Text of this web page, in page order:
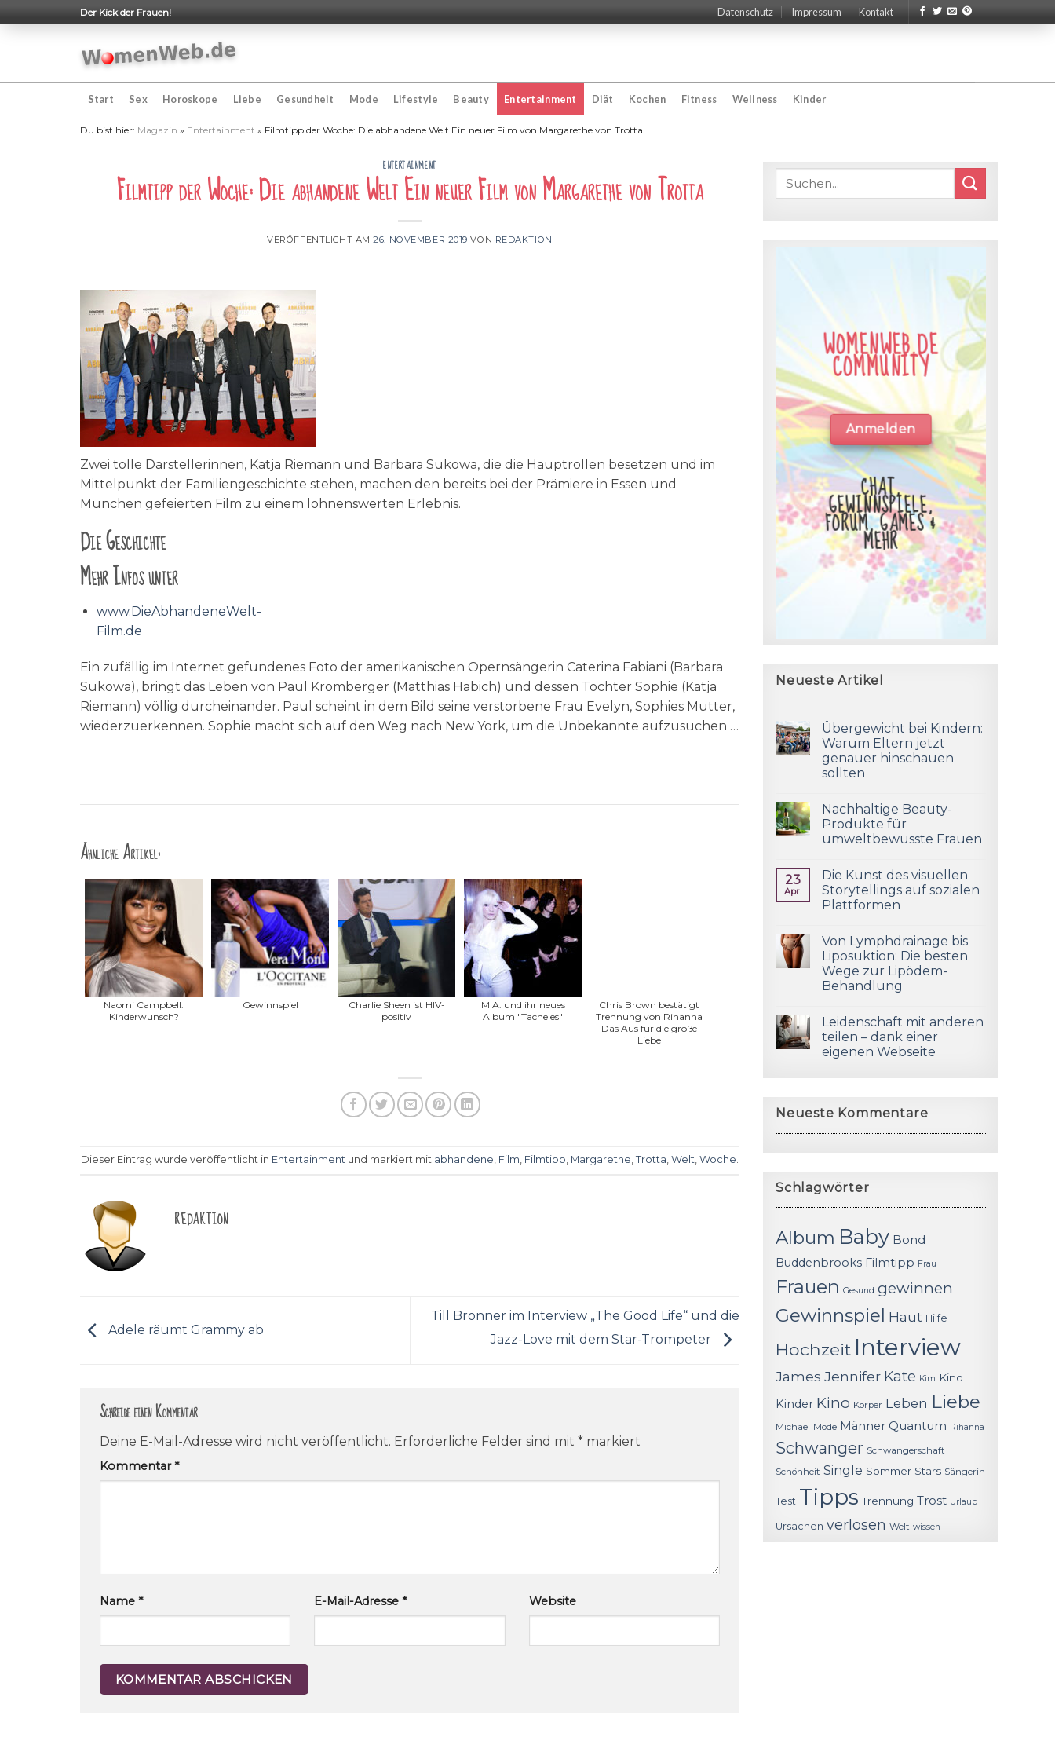
to
Der Kick der Frauen! Datenschutz Impressum Kontakt
Start Sex Horoskope Liebe Gesundheit Mode Lifestyle Beauty Entertainment Diät Kochen Fitness Wellness Kinder
Du bist hier: Magazin » Entertainment » Filmtipp der Woche: Die abhandene Welt Ein neuer Film von Margarethe von Trotta
ENTERTAINMENT
Filmtipp der Woche: Die abhandene Welt Ein neuer Film von Margarethe von Trotta
VERÖFFENTLICHT AM26. NOVEMBER 2019 VON REDAKTION
Zwei tolle Darstellerinnen, Katja Riemann und Barbara Sukowa, die die Hauptrollen besetzen und im
Mittelpunkt der Familiengeschichte stehen, machen den bereits bei der Prämiere in Essen und
München gefeierten Film zu einem lohnenswerten Erlebnis.
Die Geschichte
Mehr Infos unter
www.DieAbhandeneWelt-
Film.de
Ein zufällig im Internet gefundenes Foto der amerikanischen Opernsängerin Caterina Fabiani (Barbara
Sukowa), bringt das Leben von Paul Kromberger (Matthias Habich) und dessen Tochter Sophie (Katja
Riemann) völlig durcheinander. Paul scheint in dem Bild seine verstorbene Frau Evelyn, Sophies Mutter,
wiederzuerkennen. Sophie macht sich auf den Weg nach New York, um die Unbekannte aufzusuchen …
Ähnliche Artikel:
Naomi Campbell:
Kinderwunsch?
Gewinnspiel
Charlie Sheen ist HIV-
positiv
MIA. und ihr neues
Album "Tacheles"
Chris Brown bestätigt
Trennung von Rihanna
Das Aus für die große
Liebe
Dieser Eintrag wurde veröffentlicht in Entertainment und markiert mit abhandene, Film, Filmtipp, Margarethe, Trotta, Welt, Woche.
REDAKTION
Adele räumt Grammy ab
Till Brönner im Interview „The Good Life“ und die
Jazz-Love mit dem Star-Trompeter
Schreibe einen Kommentar
Deine E-Mail-Adresse wird nicht veröffentlicht. Erforderliche Felder sind mit * markiert
Kommentar*
Name * E-Mail-Adresse* Website
WOMENWEB.DE
COMMUNITY
Anmelden
CHAT,
GEWINNSPIELE,
FORUM, GAMES &
MEHR
Neueste Artikel
Übergewicht bei Kindern:
Warum Eltern jetzt
genauer hinschauen
sollten
Nachhaltige Beauty-
Produkte für
umweltbewusste Frauen
23
Apr.
Die Kunst des visuellen
Storytellings auf sozialen
Plattformen
Von Lymphdrainage bis
Liposuktion: Die besten
Wege zur Lipödem-
Behandlung
Leidenschaft mit anderen
teilen – dank einer
eigenen Webseite
Neueste Kommentare
Schlagwörter
Album Baby Bond
Buddenbrooks Filmtipp Frau
Frauen Gesund gewinnen
Gewinnspiel Haut Hilfe
Hochzeit Interview
James Jennifer Kate Kim Kind
Kinder Kino Körper Leben Liebe
Michael Mode Männer Quantum Rihanna
Schwanger Schwangerschaft
Schönheit Single Sommer Stars Sängerin
Test Tipps Trennung Trost Urlaub
Ursachen verlosen Welt wissen